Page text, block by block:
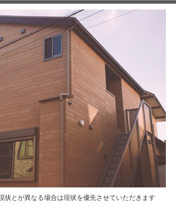
状とが異なる場合は現状を優先させていただきます